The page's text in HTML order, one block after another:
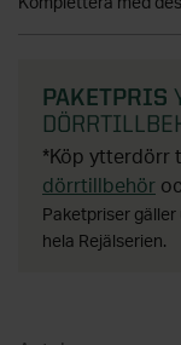
Komplettera med
PAKETPRIS
*Köp ytterdörr
dörrtillbehör
Paketpriser
hela Rejälserien.